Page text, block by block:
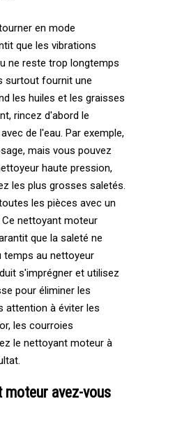
en mode
que les vibrations
ne reste trop longtemps
surtout fournit une
les huiles et les graisses
rincez d'abord le
de l'eau. Par exemple,
mais vous pouvez
haute pression,
les plus grosses saletés.
les pièces avec un
nettoyant moteur
que la saleté ne
temps au nettoyeur
s'imprégner et utilisez
pour éliminer les
attention à éviter les
les courroies
le nettoyant moteur à
moteur avez-vous